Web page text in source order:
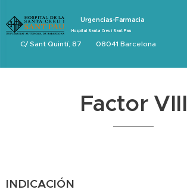
Urgencias-Farmacia
Hospital Santa Creu i Sant Pau
C/ Sant Quintí, 87 08041 Barcelona
Factor VIII
INDICACIÓN